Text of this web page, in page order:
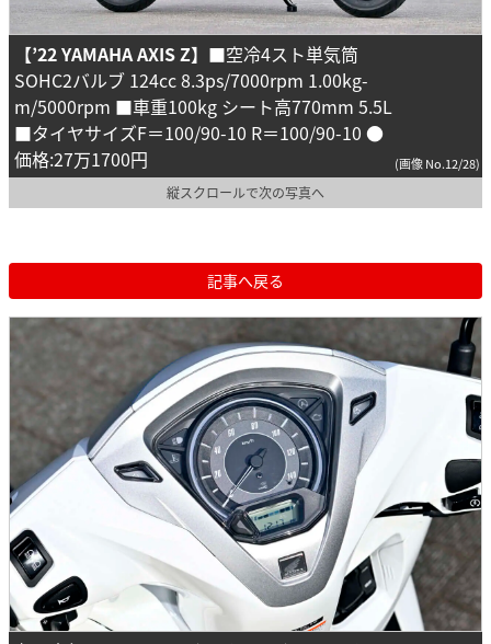
【’22 YAMAHA AXIS Z】 ■空冷4スト単気筒
SOHC2バルブ 124cc 8.3ps/7000rpm 1.00kg-
m/5000rpm ■車重100kg シート高770mm 5.5L
■タイヤサイズF＝100/90-10 R＝100/90-10 ●
価格:27万1700円
(画像 No.12/28)
縦スクロールで次の写真へ
記事へ戻る